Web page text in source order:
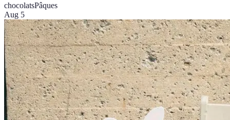
chocolatsPâques
Aug 5